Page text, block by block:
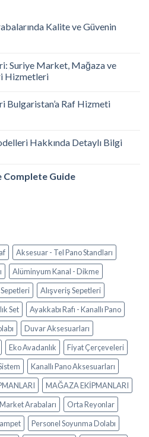
Kalite ve Güvenin
Suriye Market, Mağaza ve
Hizmetleri
Bulgaristan’a Raf Hizmeti
Hakkında Detaylı Bilgi
Complete Guide
Aksesuar - Tel Pano Standları
Alüminyum Kanal - Dikme
Alışveriş Sepetleri
Set
Ayakkabı Rafı - Kanallı Pano
Duvar Aksesuarları
Eko Avadanlık
Fiyat Çerçeveleri
Kanallı Pano Aksesuarları
MAĞAZA EKİPMANLARI
Arabaları
Orta Reyonlar
Personel Soyunma Dolabı